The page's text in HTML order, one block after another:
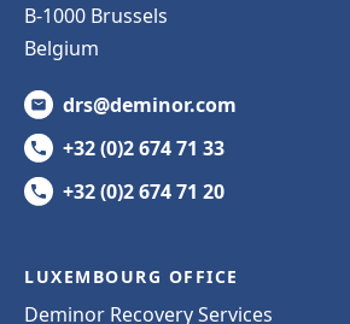
B-1000 Brussels
Belgium
drs@deminor.com
+32 (0)2 674 71 33
+32 (0)2 674 71 20
LUXEMBOURG OFFICE
Deminor Recovery Services